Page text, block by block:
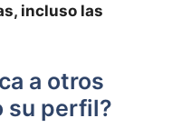
incluso las⁣
a otros​
‌su perfil?